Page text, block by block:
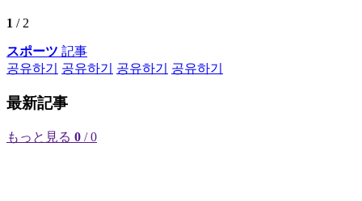
1 / 2
スポーツ 記事
공유하기
공유하기 공유하기 공유하기
最新記事
もっと見る 0 / 0